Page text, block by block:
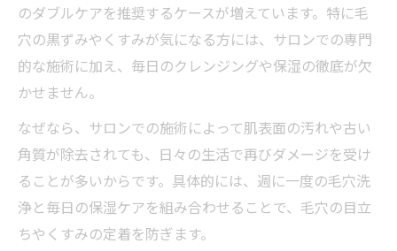
のダブルケアを推奨するケースが増えています。特に毛
穴の黒ずみやくすみが気になる方には、サロンでの専門
的な施術に加え、毎日のクレンジングや保湿の徹底が欠
かせません。
なぜなら、サロンでの施術によって肌表面の汚れや古い
角質が除去されても、日々の生活で再びダメージを受け
ることが多いからです。具体的には、週に一度の毛穴洗
浄と毎日の保湿ケアを組み合わせることで、毛穴の目立
ちやくすみの定着を防ぎます。